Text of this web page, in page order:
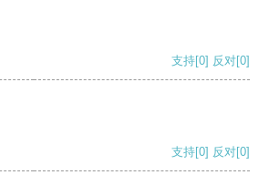
支持[0] 反对[0]
支持[0] 反对[0]